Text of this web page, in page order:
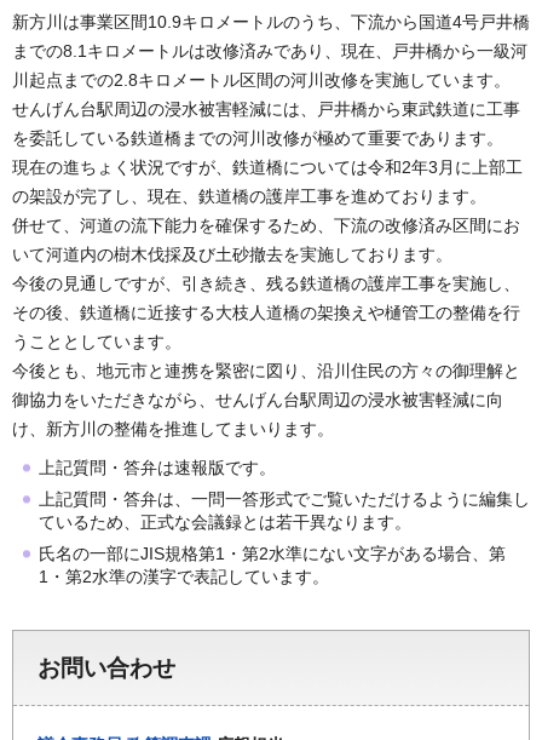
新方川は事業区間10.9キロメートルのうち、下流から国道4号戸井橋
までの8.1キロメートルは改修済みであり、現在、
戸井橋から一級河
川起点までの2.8キロメートル区間の河川改修を実施しています。
せんげん台駅周辺の浸水被害軽減には、
戸井橋から東武鉄道に工事
を委託している鉄道橋までの河川改修が極めて重要であります。
現在の進ちょく状況ですが、鉄道橋については令和2年3月に上部工
の架設が完了し、現在、鉄道橋の護岸工事を進めております。
併せて、河道の流下能力を確保するため、下流の改修済み区間にお
いて河道内の樹木伐採及び土砂撤去を実施しております。
今後の見通しですが、引き続き、残る鉄道橋の護岸工事を実施し、
その後、鉄道橋に近接する大枝 人道橋の架換えや樋管工の整備を行
うこととしています。
今後とも、地元市と連携を緊密に図り、 沿川 住民の方々の御理解と
御協力をいただきながら、せんげん台駅周辺の浸水被害軽減に向
け、新方川の整備を推進してまいります。
上記質問・答弁は速報版です。
上記質問・答弁は、一問一答形式でご覧いただけるように編集し
ているため、正式な会議録とは若干異なります。
氏名の一部にJIS規格第1・第2水準にない文字がある場合、第
1・第2水準の漢字で表記しています。
お問い合わせ